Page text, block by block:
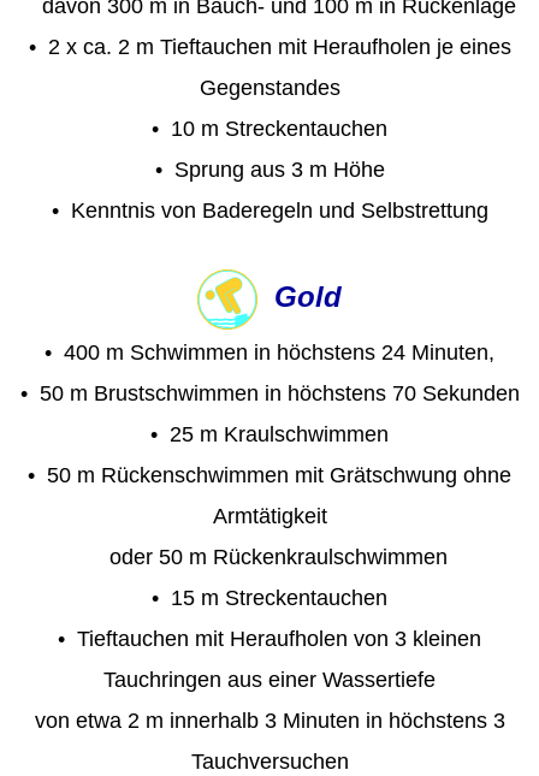
davon 300 m in Bauch- und 100 m in Rückenlage
• 2 x ca. 2 m Tieftauchen mit Heraufholen je eines
Gegenstandes
• 10 m Streckentauchen
• Sprung aus 3 m Höhe
• Kenntnis von Baderegeln und Selbstrettung
Gold
• 400 m Schwimmen in höchstens 24 Minuten,
• 50 m Brustschwimmen in höchstens 70 Sekunden
• 25 m Kraulschwimmen
• 50 m Rückenschwimmen mit Grätschwung ohne
Armtätigkeit
oder 50 m Rückenkraulschwimmen
• 15 m Streckentauchen
• Tieftauchen mit Heraufholen von 3 kleinen
Tauchringen aus einer Wassertiefe
von etwa 2 m innerhalb 3 Minuten in höchstens 3
Tauchversuchen